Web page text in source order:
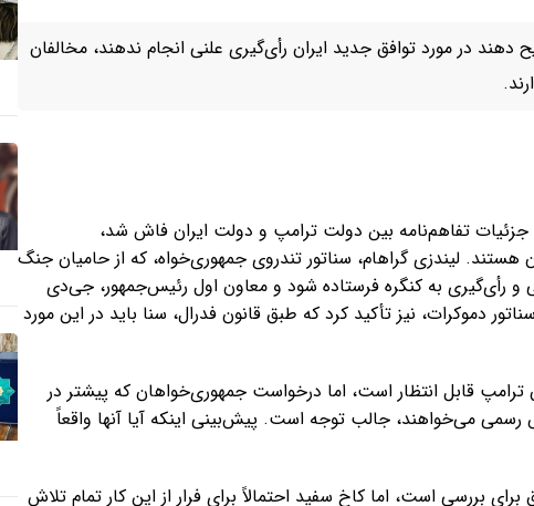
در مورد توافق جدید ایران رأی‌گیری علنی انجام ندهند، مخالفان
تفاهم‌نامه بین دولت ترامپ و دولت ایران فاش شد،
هستند. لیندزی گراهام، سناتور تندروی جمهوری‌خواه، که از حامیان جنگ
و رأی‌گیری به کنگره فرستاده شود و معاون اول رئیس‌جمهور، جی‌دی
دموکرات، نیز تأکید کرد که طبق قانون فدرال، سنا باید در این مورد
قابل انتظار است، اما درخواست جمهوری‌خواهان که پیشتر در
می‌خواهند، جالب توجه است. پیش‌بینی اینکه آیا آنها واقعاً
بررسی است، اما کاخ سفید احتمالاً برای فرار از این کار تمام تلاش